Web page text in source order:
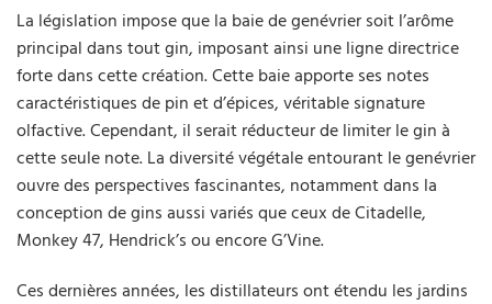
La législation impose que la baie de genévrier soit l’arôme
principal dans tout gin, imposant ainsi une ligne directrice
forte dans cette création. Cette baie apporte ses notes
caractéristiques de pin et d’épices, véritable signature
olfactive. Cependant, il serait réducteur de limiter le gin à
cette seule note. La diversité végétale entourant le genévrier
ouvre des perspectives fascinantes, notamment dans la
conception de gins aussi variés que ceux de Citadelle,
Monkey 47, Hendrick’s ou encore G’Vine.
Ces dernières années, les distillateurs ont étendu les jardins